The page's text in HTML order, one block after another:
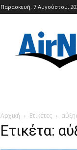
Παρασκευή, 7 Αυγούστου,
Αρχική Ετικέτες
Ετικέτα: